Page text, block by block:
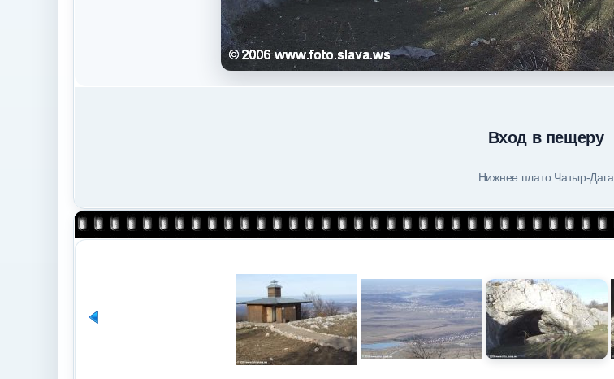
Вход в пещеру
Нижнее плато Чатыр-Дага